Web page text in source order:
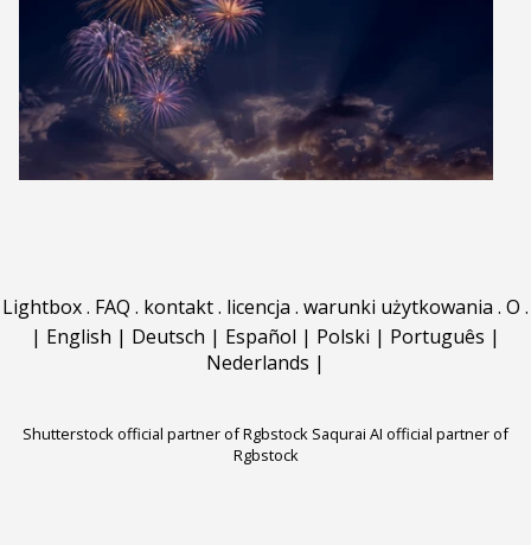
Lightbox. FAQ . kontakt. licencja . warunki użytkowania . O .
| English | Deutsch | Español | Polski | Português |
Nederlands |
Shutterstock official partner of Rgbstock Saqurai AI official partner of
Rgbstock